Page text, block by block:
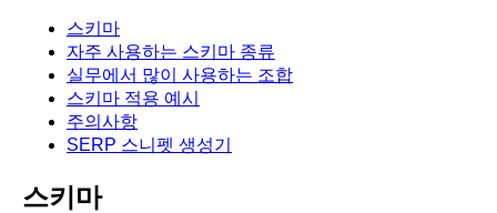
스키마
자주 사용하는 스키마 종류
실무에서 많이 사용하는 조합
스키마 적용 예시
주의사항
SERP 스니펫 생성기
스키마